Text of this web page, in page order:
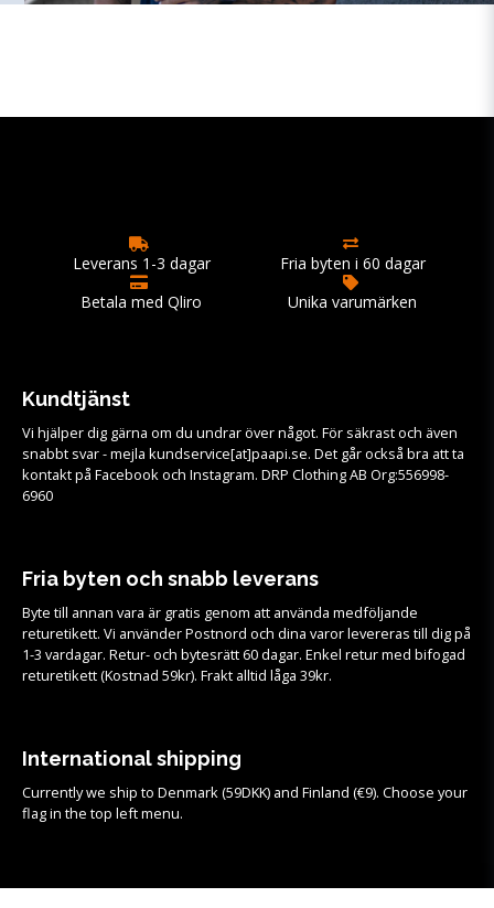
Leverans 1-3 dagar
Fria byten i 60 dagar
Betala med Qliro
Unika varumärken
Kundtjänst
Vi hjälper dig gärna om du undrar över något. För säkrast och även
snabbt svar - mejla kundservice[at]paapi.se. Det går också bra att ta
kontakt på Facebook och Instagram. DRP Clothing AB Org:556998-
6960
Fria byten och snabb leverans
Byte till annan vara är gratis genom att använda medföljande
returetikett. Vi använder Postnord och dina varor levereras till dig på
1-3 vardagar. Retur- och bytesrätt 60 dagar. Enkel retur med bifogad
returetikett (Kostnad 59kr). Frakt alltid låga 39kr.
International shipping
Currently we ship to Denmark (59DKK) and Finland (€9). Choose your
flag in the top left menu.